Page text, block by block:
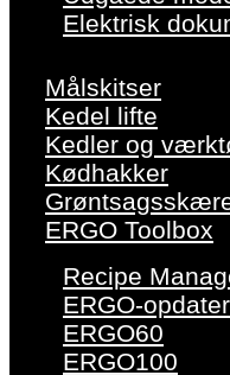
Elektrisk
Målskitser
Kedel lifte
Kedler og
Kødhakker
ERGO Toolbox
Recipe
ERGO-
ERGO60
ERGO100